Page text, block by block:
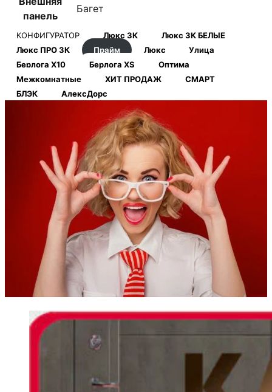
панель
Багет
КОНФИГУРАТОР Люкс 3К
Люкс 3К БЕЛЫЕ
Люкс ПРО 3К
Прайм Люкс
Улица
Берлога Х10
Берлога XS
Оптима
Межкомнатные
ХИТ ПРОДАЖ
СМАРТ
БЛЭК
АлексДорс